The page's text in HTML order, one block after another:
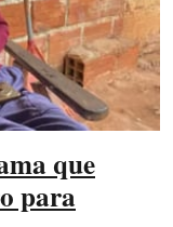
que
para